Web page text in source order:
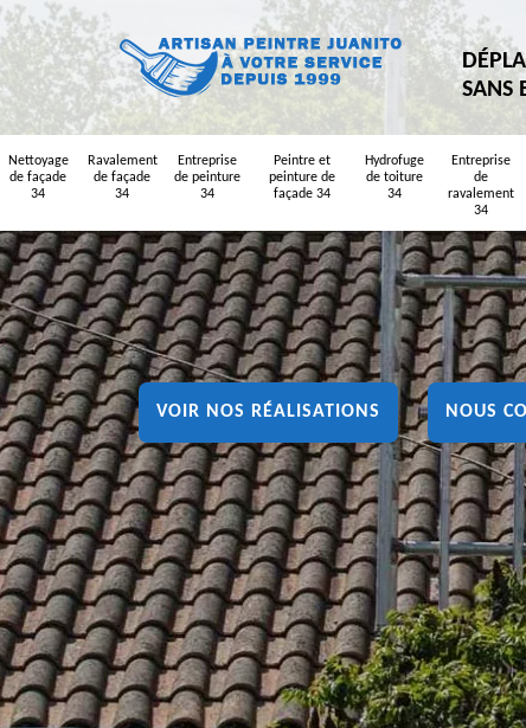
SANS
Nettoyage
de façade
34
Ravalement
de façade
34
Entreprise
de peinture
34
Peintre et
peinture de
façade 34
Hydrofuge
de toiture
34
Entreprise
de
ravalement
34
VOIR NOS RÉALISATIONS NOUS